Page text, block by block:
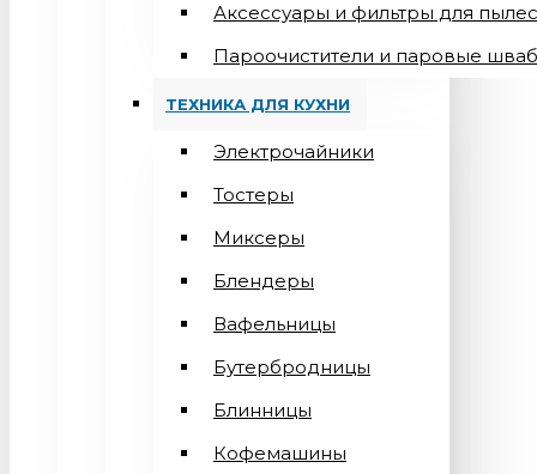
Аксессуары и фильтры для
Пароочистители и паровые
ТЕХНИКА ДЛЯ КУХНИ
Электрочайники
Тостеры
Миксеры
Блендеры
Вафельницы
Бутербродницы
Блинницы
Кофемашины